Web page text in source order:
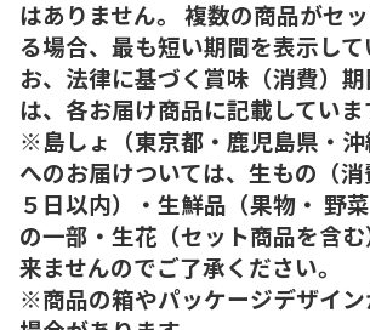
はありません。 複数の商品がセ
る場合、最も短い期間を表示して
お、法律に基づく賞味（消費）
は、各お届け商品に記載していま
※島しょ（東京都・鹿児島県・
へのお届けついては、生もの（
５日以内）・生鮮品（果物・ 野菜
の一部・生花（セット商品を含
来ませんのでご了承ください。
※商品の箱やパッケージデザイン